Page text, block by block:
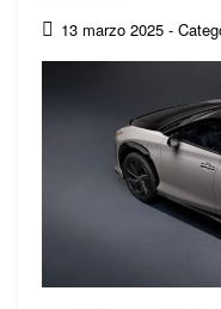
13 marzo 2025 -